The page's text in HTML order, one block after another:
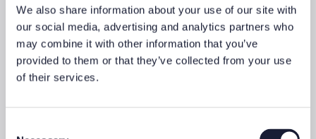
We also share information about your use of our site with
our social media, advertising and analytics partners who
may combine it with other information that you’ve
provided to them or that they’ve collected from your use
of their services.
Ihnen in dieser Datenschutzerklärung, wie wir welche
personenbezogenen Daten (kurz: «Personendaten», d.h. Daten
welche sich auf eine bestimmte oder bestimmbare Person
beziehen, wie beispielsweise Name, Adresse, Nationalität, E-
Mail-Adresse, Interessen und Hobbies, Nutzerverhalten auf
Webseiten) erheben und bearbeiten. Die vorliegende